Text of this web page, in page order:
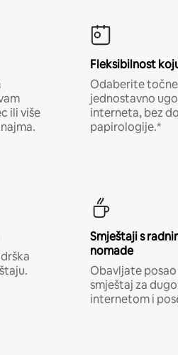
ili više
Fleksibilnost
Odaberite
jednostavno
interneta, bez
papirologije.*
Smještaji s
nomade
Obavljate
smještaj za
internetom i